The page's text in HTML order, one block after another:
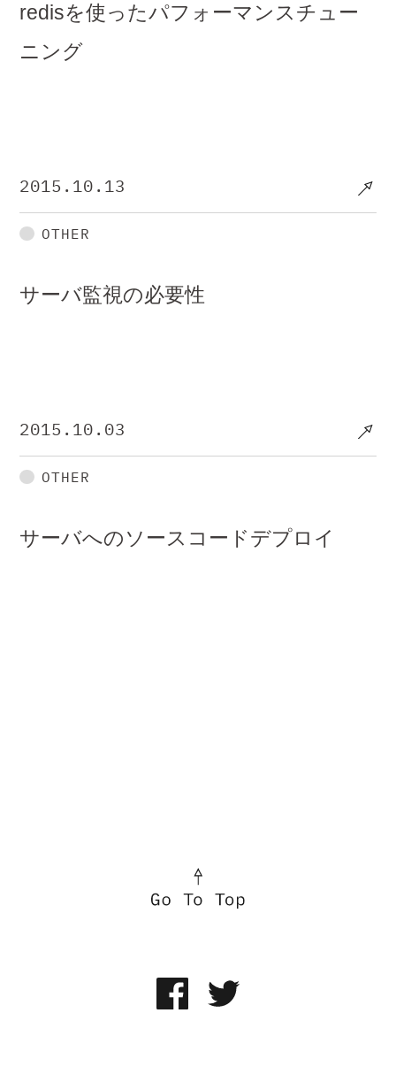
redisを使ったパフォーマンスチュー
ニング
2015.10.13
OTHER
サーバ監視の必要性
2015.10.03
OTHER
サーバへのソースコードデプロイ